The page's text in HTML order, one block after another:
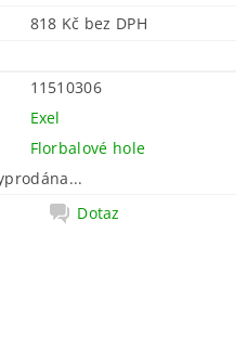
818 Kč bez DPH
11510306
Exel
Florbalové hole
Dotaz